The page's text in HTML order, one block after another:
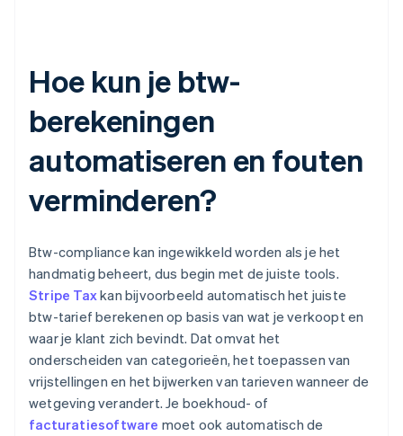
Hoe kun je btw-
berekeningen
automatiseren en fouten
verminderen?
Btw-compliance kan ingewikkeld worden als je het
handmatig beheert, dus begin met de juiste tools.
Stripe Taxkan bijvoorbeeld automatisch het juiste
btw-tarief berekenen op basis van wat je verkoopt en
waar je klant zich bevindt. Dat omvat het
onderscheiden van categorieën, het toepassen van
vrijstellingen en het bijwerken van tarieven wanneer de
wetgeving verandert. Je boekhoud- of
facturatiesoftware moet ook automatisch de